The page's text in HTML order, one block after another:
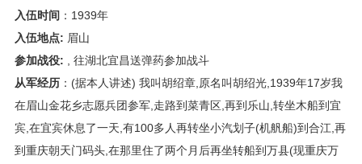
入伍时间 ：1939年
入伍地点: 眉山
参加战役: , 往湖北宜昌送弹药参加战斗
从军经历：(据本人讲述) 我叫胡绍章,原名叫胡绍光,1939年17岁我
在眉山金花乡志愿兵团参军,走路到菜青区,再到乐山,转坐木船到宜
宾,在宜宾休息了一天,有100多人再转坐小汽划子(机舤船)到合江,再
到重庆朝天门码头,在那里住了两个月后再坐转船到万县(现重庆万